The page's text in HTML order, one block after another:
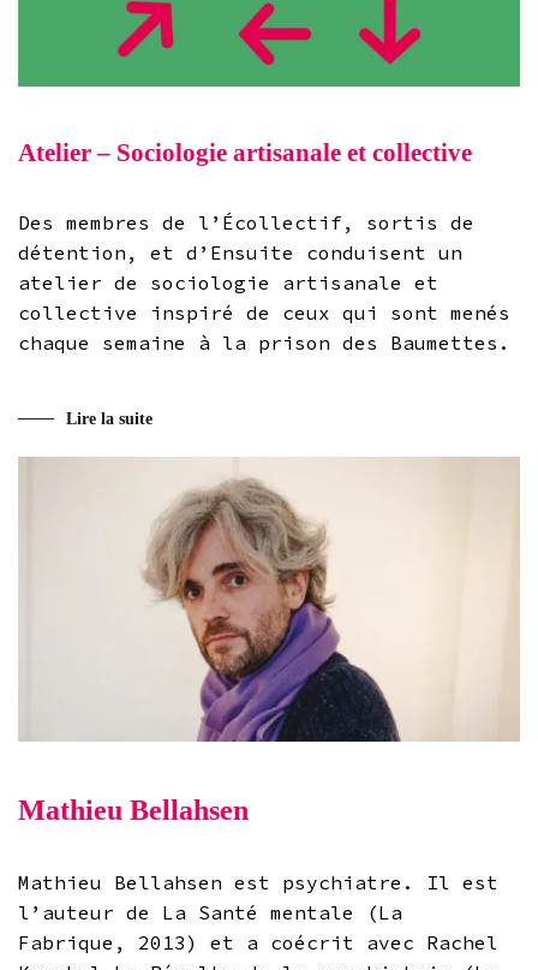
Atelier – Sociologie artisanale et collective
Des membres de l’Écollectif, sortis de
détention, et d’Ensuite conduisent un
atelier de sociologie artisanale et
collective inspiré de ceux qui sont menés
chaque semaine à la prison des Baumettes.
Lire la suite
Mathieu Bellahsen
Mathieu Bellahsen est psychiatre. Il est
l’auteur de La Santé mentale (La
Fabrique, 2013) et a coécrit avec Rachel